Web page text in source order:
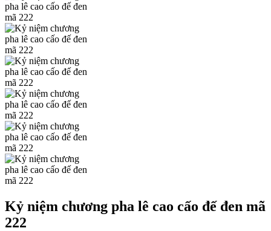
Kỷ niệm chương pha lê cao cấo đế đen mã
222